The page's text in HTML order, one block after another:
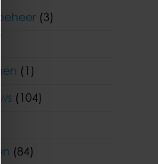
(3)
(1)
(104)
(84)